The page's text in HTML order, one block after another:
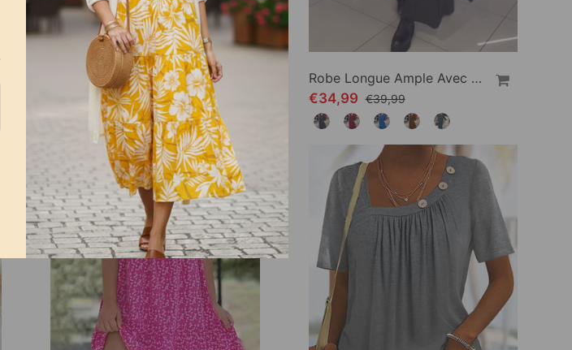
Pantalon Ample Pour Femme
€21,99 €28,99
Robe Longue Ample Avec Revers Et Fente Latérale
€34,99 €39,99